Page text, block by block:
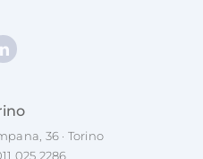
36 · Torino
025 2286